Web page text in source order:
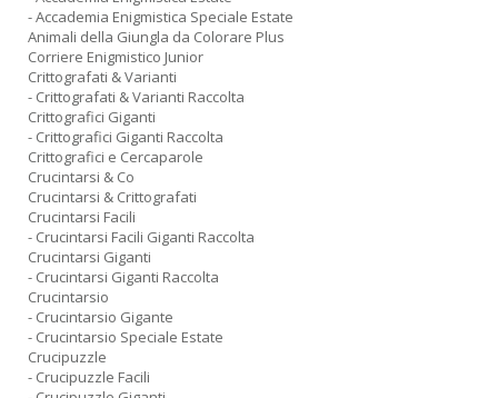
- Accademia Enigmistica Speciale Estate
Animali della Giungla da Colorare Plus
Corriere Enigmistico Junior
Crittografati & Varianti
- Crittografati & Varianti Raccolta
Crittografici Giganti
- Crittografici Giganti Raccolta
Crittografici e Cercaparole
Crucintarsi & Co
Crucintarsi & Crittografati
Crucintarsi Facili
- Crucintarsi Facili Giganti Raccolta
Crucintarsi Giganti
- Crucintarsi Giganti Raccolta
Crucintarsio
- Crucintarsio Gigante
- Crucintarsio Speciale Estate
Crucipuzzle
- Crucipuzzle Facili